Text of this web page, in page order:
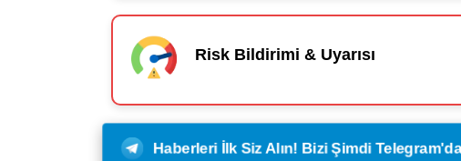
Risk Bildirimi & Uyarısı
Haberleri İlk Siz Alın! Bizi Şimdi